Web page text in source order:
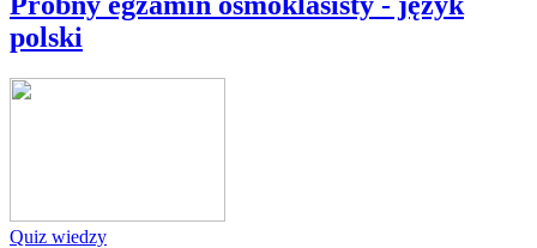
polski
Quiz wiedzy